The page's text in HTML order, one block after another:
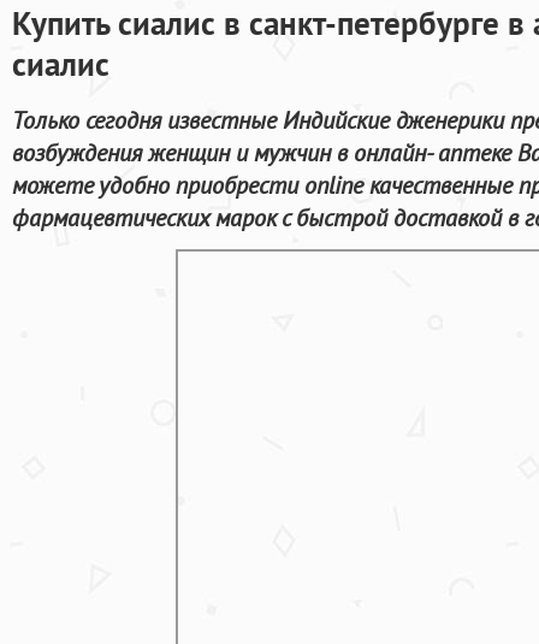
Купить сиалис в санкт-петербурге
сиалис
Только сегодня известные Индийские дженерики
возбуждения женщин и мужчин в онлайн- аптеке
можете удобно приобрести online качественные
фармацевтических марок с быстрой доставкой в